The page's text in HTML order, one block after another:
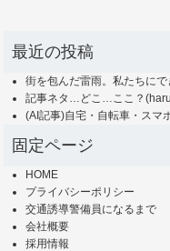
最近の投稿
街を包んだ雷雨。私たちに
記事ネタ…どこ…ここ？
(AI記事)自宅・自転車・スマ
固定ページ
HOME
プライバシーポリシー
交通誘導警備員になるまで
会社概要
採用情報